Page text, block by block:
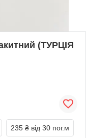
(ТУРЦІЯ
235 ₴ від 30 пог.м